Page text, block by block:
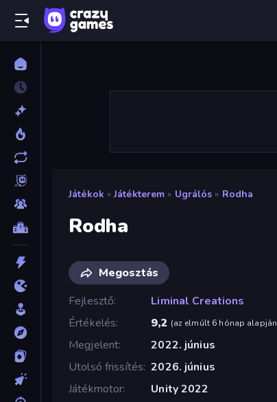
Játékok » Játékterem » Ugrálós » Rodha
Rodha
Megosztás
Fejlesztő
Liminal Creations
Értékelés
9,2 (az elmúlt 6 hónap alapján
Megjelent
2022. június
Utolsó frissítés 2026. június
Játékmotor
Unity 2022